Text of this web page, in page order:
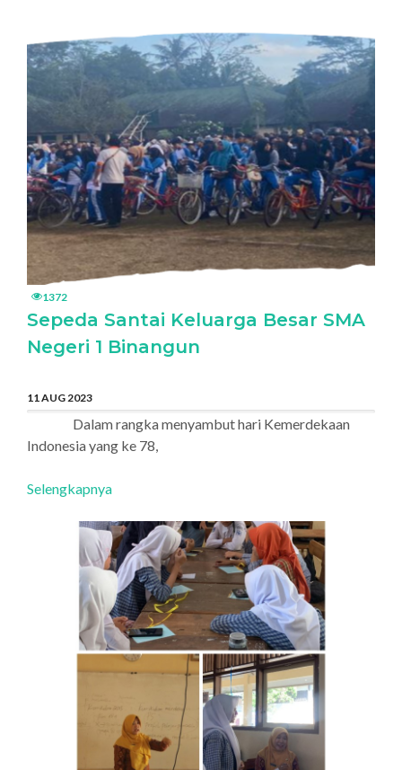
1372
Sepeda Santai Keluarga Besar SMA
Negeri 1 Binangun
11 AUG 2023
Dalam rangka menyambut hari Kemerdekaan
Indonesia yang ke 78,
Selengkapnya